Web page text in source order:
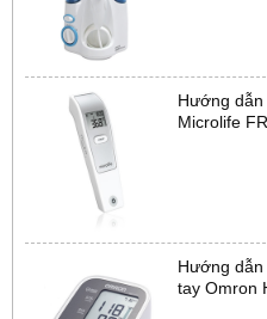
Hướng
Microlife
Hướng
tay Omron